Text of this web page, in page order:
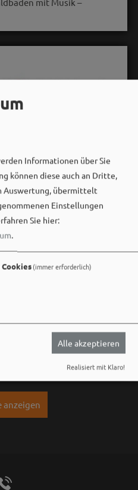
anzeigen
Informationen über Sie
können diese auch an Dritte,
Auswertung, übermittelt
Einstellungen
Sie hier:
.
(immer erforderlich)
Alle akzeptieren
Realisiert mit Klaro!